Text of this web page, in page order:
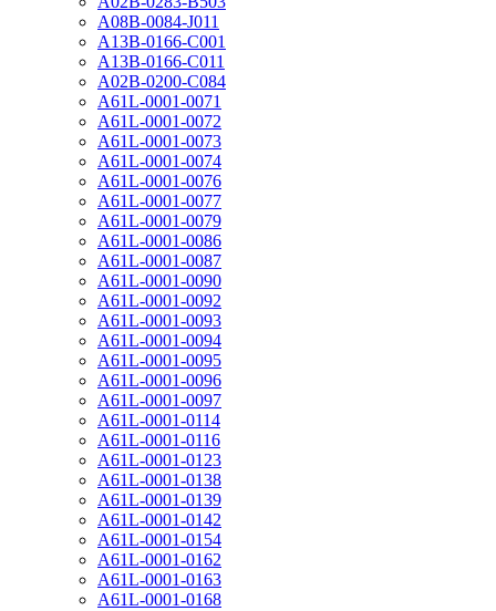
A08B-0084-J011
A13B-0166-C001
A13B-0166-C011
A02B-0200-C084
A61L-0001-0071
A61L-0001-0072
A61L-0001-0073
A61L-0001-0074
A61L-0001-0076
A61L-0001-0077
A61L-0001-0079
A61L-0001-0086
A61L-0001-0087
A61L-0001-0090
A61L-0001-0092
A61L-0001-0093
A61L-0001-0094
A61L-0001-0095
A61L-0001-0096
A61L-0001-0097
A61L-0001-0114
A61L-0001-0116
A61L-0001-0123
A61L-0001-0138
A61L-0001-0139
A61L-0001-0142
A61L-0001-0154
A61L-0001-0162
A61L-0001-0163
A61L-0001-0168